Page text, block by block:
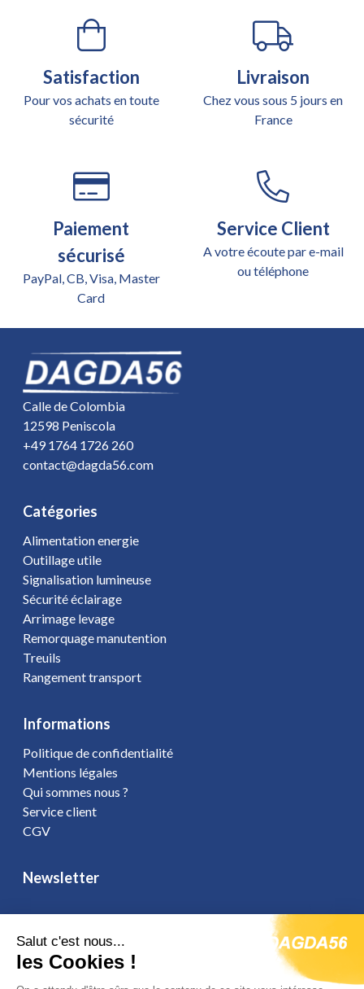
Satisfaction
Pour vos achats en toute
sécurité
Livraison
Chez vous sous 5 jours en
France
Paiement
sécurisé
PayPal, CB, Visa, Master
Card
Service Client
A votre écoute par e-mail
ou téléphone
Calle de Colombia
12598 Peniscola
+49 1764 1726 260
contact@dagda56.com
Catégories
Alimentation energie
Outillage utile
Signalisation lumineuse
Sécurité éclairage
Arrimage levage
Remorquage manutention
Treuils
Rangement transport
Informations
Politique de confidentialité
Mentions légales
Qui sommes nous ?
Service client
CGV
Newsletter
Vous affirmez avoir pris connaissance de notre
politique de
. Vous disposez d'un droit d'accès, de rectification et
Salut c'est nous...
les Cookies !